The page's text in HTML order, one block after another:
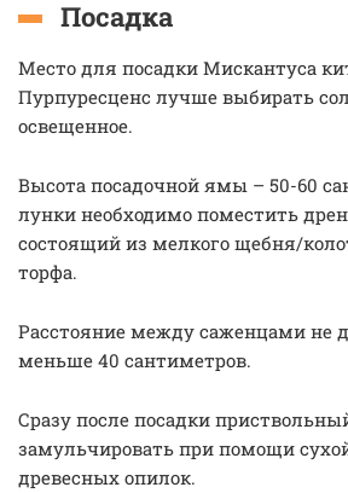
Посадка
Место для посадки Мискантуса
Пурпуресценс лучше выбирать
освещенное.
Высота посадочной ямы – 50-60
лунки необходимо поместить
состоящий из мелкого щебня/
торфа.
Расстояние между саженцами не
меньше 40 сантиметров.
Сразу после посадки
замульчировать при помощи
древесных опилок.